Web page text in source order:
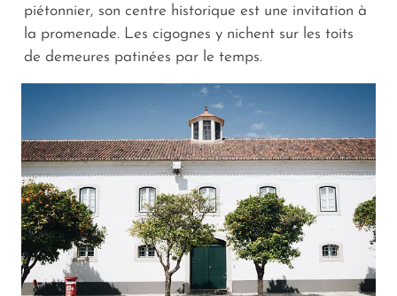
piétonnier, son centre historique est une invitation à
la promenade. Les cigognes y nichent sur les toits
de demeures patinées par le temps.